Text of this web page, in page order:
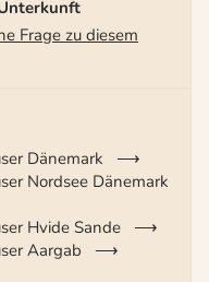
Frage zu diesem
Dänemark
Nordsee Dänemark
Hvide Sande
Aargab